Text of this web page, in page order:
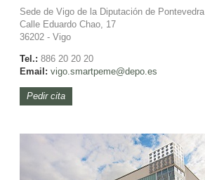
Sede de Vigo de la Diputación de Pontevedra
Calle Eduardo Chao, 17
36202 - Vigo
Tel.: 886 20 20 20
Email: vigo.smartpeme@depo.es
Pedir cita